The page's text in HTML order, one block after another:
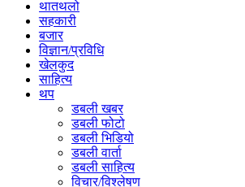
थातथलो
सहकारी
बजार
विज्ञान/प्रविधि
खेलकुद
साहित्य
थप
डबली खबर
डबली फोटो
डबली भिडियो
डबली वार्ता
डबली साहित्य
विचार/विश्‍लेषण